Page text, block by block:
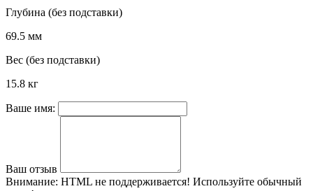
Глубина (без подставки)
69.5 мм
Вес (без подставки)
15.8 кг
Ваше имя:
Ваш отзыв
Внимание: HTML не поддерживается! Используйте обычный